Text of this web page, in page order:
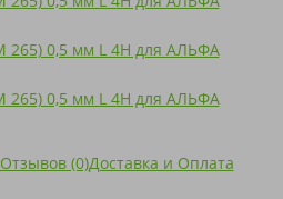
Отзывов (0)Доставка и Оплата